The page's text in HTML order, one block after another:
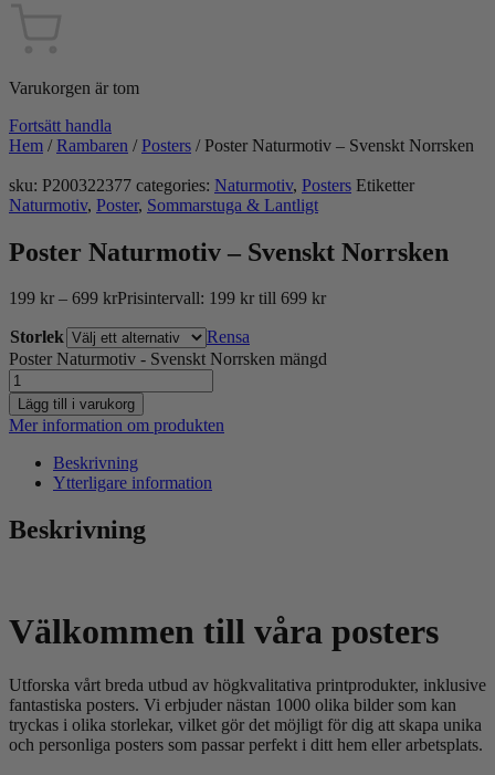
Varukorgen är tom
Fortsätt handla
Hem /Rambaren /Posters /Poster Naturmotiv – Svenskt Norrsken
sku: P200322377 categories: Naturmotiv, Posters Etiketter
Naturmotiv, Poster, Sommarstuga & Lantligt
Poster Naturmotiv – Svenskt Norrsken
199 kr – 699 krPrisintervall: 199 kr till 699 kr
Storlek
Rensa
Poster Naturmotiv - Svenskt Norrsken mängd
Lägg till i varukorg
Mer information om produkten
Beskrivning
Ytterligare information
Beskrivning
Välkommen till våra posters
Utforska vårt breda utbud av högkvalitativa printprodukter, inklusive
fantastiska posters. Vi erbjuder nästan 1000 olika bilder som kan
tryckas i olika storlekar, vilket gör det möjligt för dig att skapa unika
och personliga posters som passar perfekt i ditt hem eller arbetsplats.